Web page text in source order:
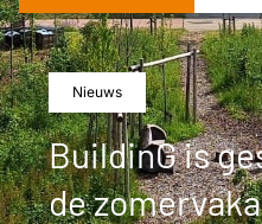
Nieuws
BuildinG is
de